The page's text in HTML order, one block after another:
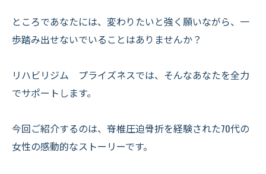
ところであなたには、変わりたいと強く願いながら、一
歩踏み出せないでいることはありませんか？
リハビリジム プライズネスでは、そんなあなたを全力
でサポートします。
今回ご紹介するのは、脊椎圧迫骨折を経験された70代の
女性の感動的なストーリーです。